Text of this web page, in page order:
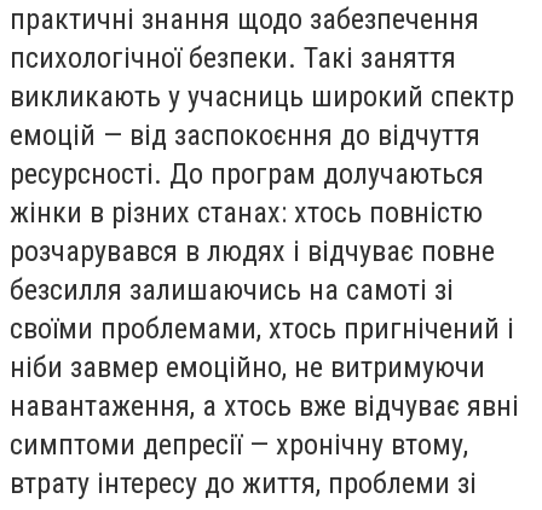
практичні знання щодо забезпечення
психологічної безпеки. Такі заняття
викликають у учасниць широкий спектр
емоцій — від заспокоєння до відчуття
ресурсності. До програм долучаються
жінки в різних станах: хтось повністю
розчарувався в людях і відчуває повне
безсилля залишаючись на самоті зі
своїми проблемами, хтось пригнічений і
ніби завмер емоційно, не витримуючи
навантаження, а хтось вже відчуває явні
симптоми депресії — хронічну втому,
втрату інтересу до життя, проблеми зі